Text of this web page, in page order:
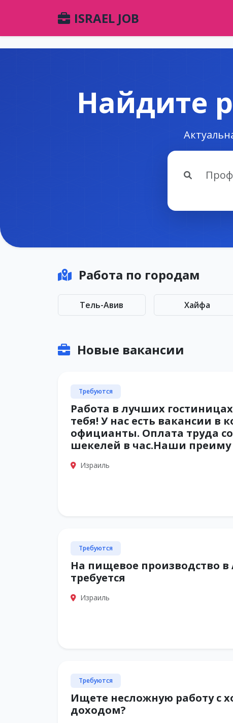
ISRAEL JOB
Найдите
Работа по городам
Тель-Авив Хайфа
Новые вакансии
Требуются
Работа в лучших
тебя! У нас есть вакансии в
официанты. Оплата труда
шекелей в час.Наши преиму
Израиль
Требуются
На пищевое производство
требуется
Израиль
Требуются
Ищете несложную работу с
доходом?